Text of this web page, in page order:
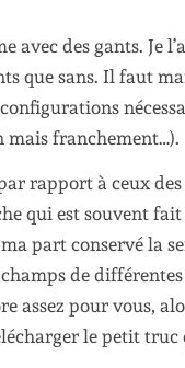
avec des gants. Je
que sans. Il faut
mais franchement…).
rapport à ceux
qui est souvent
part conservé la
de
assez pour vous,
le petit truc